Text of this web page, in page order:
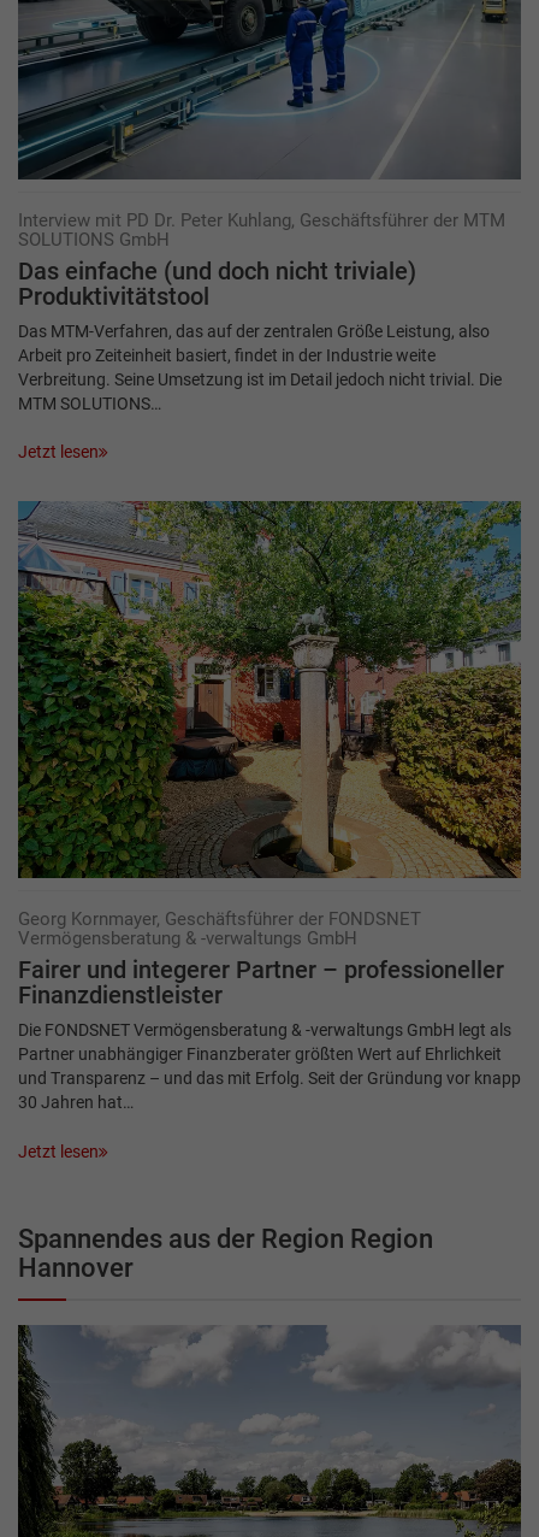
Interview mit PD Dr. Peter Kuhlang, Geschäftsführer der MTM
SOLUTIONS GmbH
Das einfache (und doch nicht triviale)
Produktivitätstool
Das MTM-Verfahren, das auf der zentralen Größe Leistung, also
Arbeit pro Zeiteinheit basiert, findet in der Industrie weite
Verbreitung. Seine Umsetzung ist im Detail jedoch nicht trivial. Die
MTM SOLUTIONS…
Jetzt lesen
Georg Kornmayer, Geschäftsführer der FONDSNET
Vermögensberatung & -verwaltungs GmbH
Fairer und integerer Partner – professioneller
Finanzdienstleister
Die FONDSNET Vermögensberatung & -verwaltungs GmbH legt als
Partner unabhängiger Finanzberater größten Wert auf Ehrlichkeit
und Transparenz – und das mit Erfolg. Seit der Gründung vor knapp
30 Jahren hat…
Jetzt lesen
Spannendes aus der Region Region
Hannover